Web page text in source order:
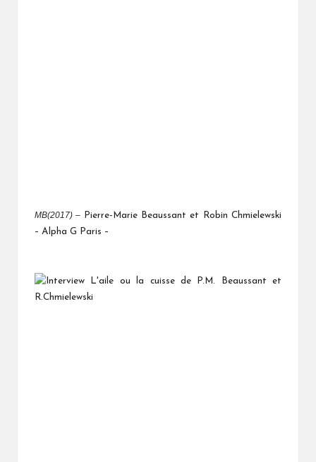
MB(2017) –
Pierre-Marie Beaussant et Robin Chmielewski
– Alpha G Paris –